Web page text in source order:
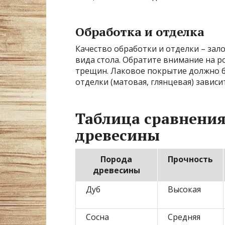
Обработка и отделка
Качество обработки и отделки –
вида стола. Обратите внимание на
трещин. Лаковое покрытие должно
отделки (матовая, глянцевая)
Таблица
древесины
Порода
древесины
Прочность
Дуб Высокая
Сосна Средняя